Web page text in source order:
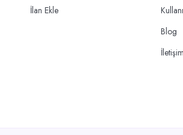
İlan Ekle
Blog
İletişim